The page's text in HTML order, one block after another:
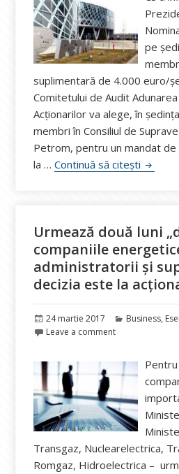
pe
suplimentară de 4.000 euro/
Comitetului de Audit
Acționarilor va alege, în
membri în Consiliul de
Petrom, pentru un mandat
la …Continuă să citești La
Urmează două luni
companiile
administratorii și
decizia este la
Publicat
pe
24 martie 2017 Categorii
Business,
Leave a comment
Transgaz, Nuclearelectrica,
Romgaz, Hidroelectrica –